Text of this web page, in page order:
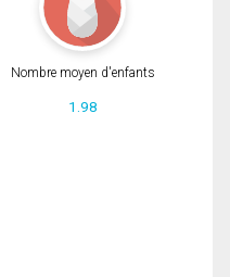
Nombre moyen d'enfants
1.98